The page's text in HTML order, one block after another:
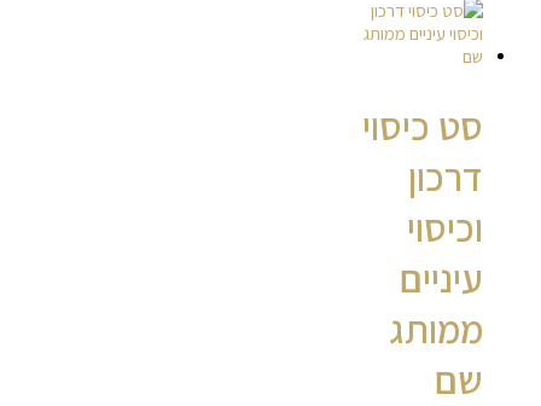
סט כיסוי
דרכון
וכיסוי
עיניים
ממותג
שם